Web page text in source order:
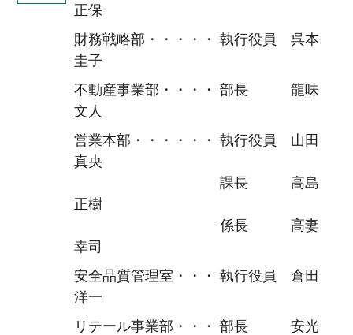
正保
財務戦略部・・・・・ 執行役員 呉本
圭子
不動産事業部・・・・ 部長 龍味
文人
営業本部・・・・・・ 執行役員 山田
真央
課長 高島
正樹
係長 高妻
幸司
安全品質管理室・・・ 執行役員 倉田
洋一
リテール事業部・・・ 部長 安光